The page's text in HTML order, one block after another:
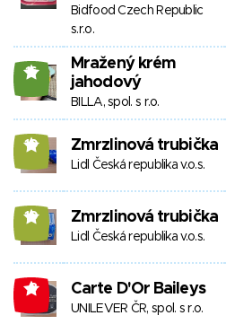
Bidfood Czech Republic
s.r.o.
16
Mražený krém
jahodový
BILLA, spol. s r.o.
10 Zmrzlinová trubička
Lidl Česká republika v.o.s.
10 Zmrzlinová trubička
Lidl Česká republika v.o.s.
-3 Carte D'Or Baileys
UNILEVER ČR, spol. s r.o.